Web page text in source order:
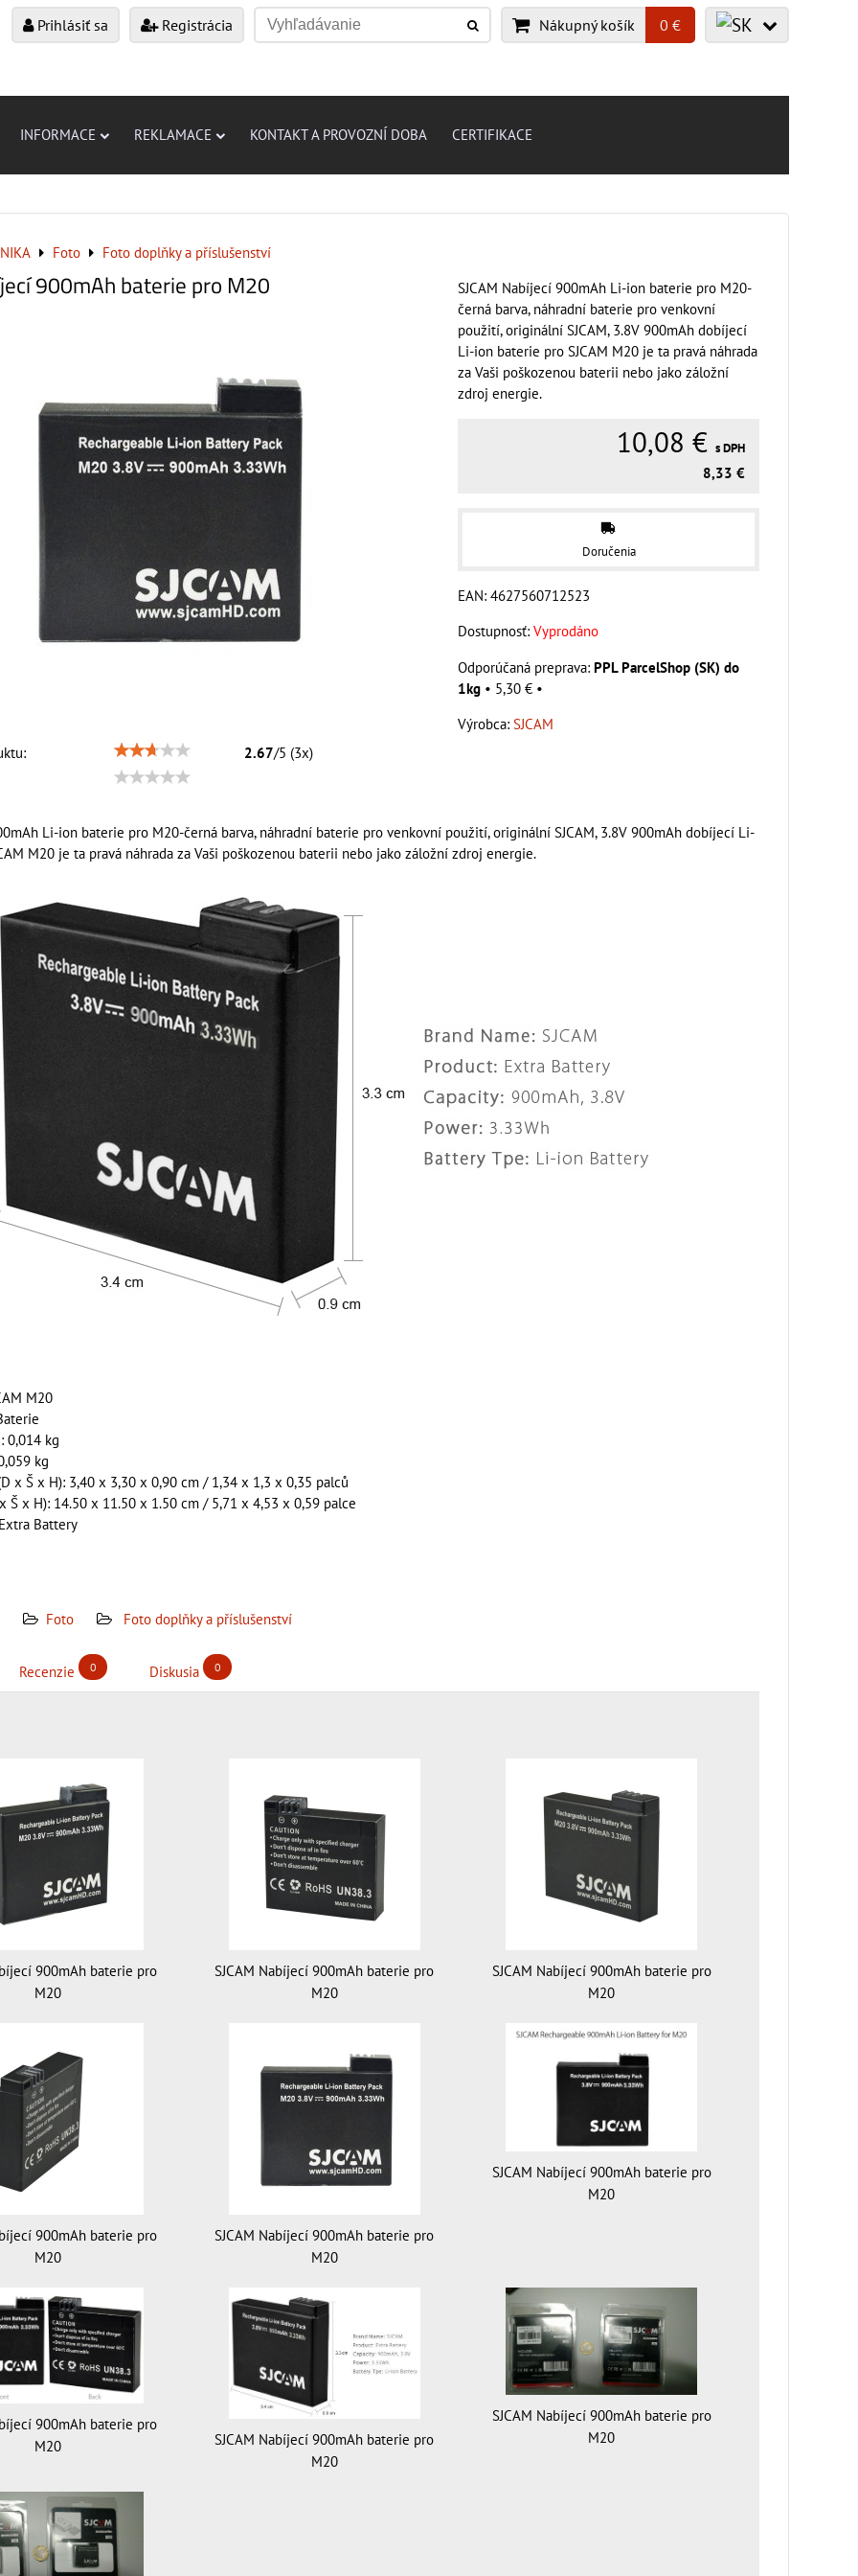
Prihlásiť sa Registrácia Nákupný košík 0 €
INFORMACE REKLAMACE KONTAKT A PROVOZNÍ DOBA CERTIFIKACE
Foto Foto doplňky a příslušenství
900mAh baterie pro M20
2.67/5 (3x)
SJCAM Nabíjecí 900mAh Li-ion baterie pro M20-
černá barva, náhradní baterie pro venkovní
použití, originální SJCAM, 3.8V 900mAh dobíjecí
Li-ion baterie pro SJCAM M20 je ta pravá náhrada
za Vaši poškozenou baterii nebo jako záložní
zdroj energie.
10,08 € s DPH
8,33 €
Doručenia
EAN: 4627560712523
Dostupnosť: Vyprodáno
PPL ParcelShop (SK) do
1kg • 5,30 € •
Výrobca: SJCAM
Li-ion baterie pro M20-černá barva, náhradní baterie pro venkovní použití, originální SJCAM, 3.8V 900mAh dobíjecí Li-
M20 je ta pravá náhrada za Vaši poškozenou baterii nebo jako záložní zdroj energie.
M20
0,014 kg
kg
x Š x H): 3,40 x 3,30 x 0,90 cm / 1,34 x 1,3 x 0,35 palců
Š x H): 14.50 x 11.50 x 1.50 cm / 5,71 x 4,53 x 0,59 palce
Battery
Foto Foto doplňky a příslušenství
Recenzie 0 Diskusia 0
900mAh baterie pro
M20
SJCAM Nabíjecí 900mAh baterie pro
M20
SJCAM Nabíjecí 900mAh baterie pro
M20
900mAh baterie pro
M20
SJCAM Nabíjecí 900mAh baterie pro
M20
SJCAM Nabíjecí 900mAh baterie pro
M20
900mAh baterie pro
M20
SJCAM Nabíjecí 900mAh baterie pro
M20
SJCAM Nabíjecí 900mAh baterie pro
M20